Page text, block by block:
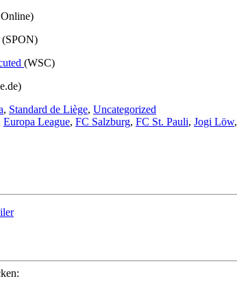
(SPON)
(WSC)
, Standard de Liège, Uncategorized
Europa League, FC Salzburg, FC St. Pauli, Jogi Löw,